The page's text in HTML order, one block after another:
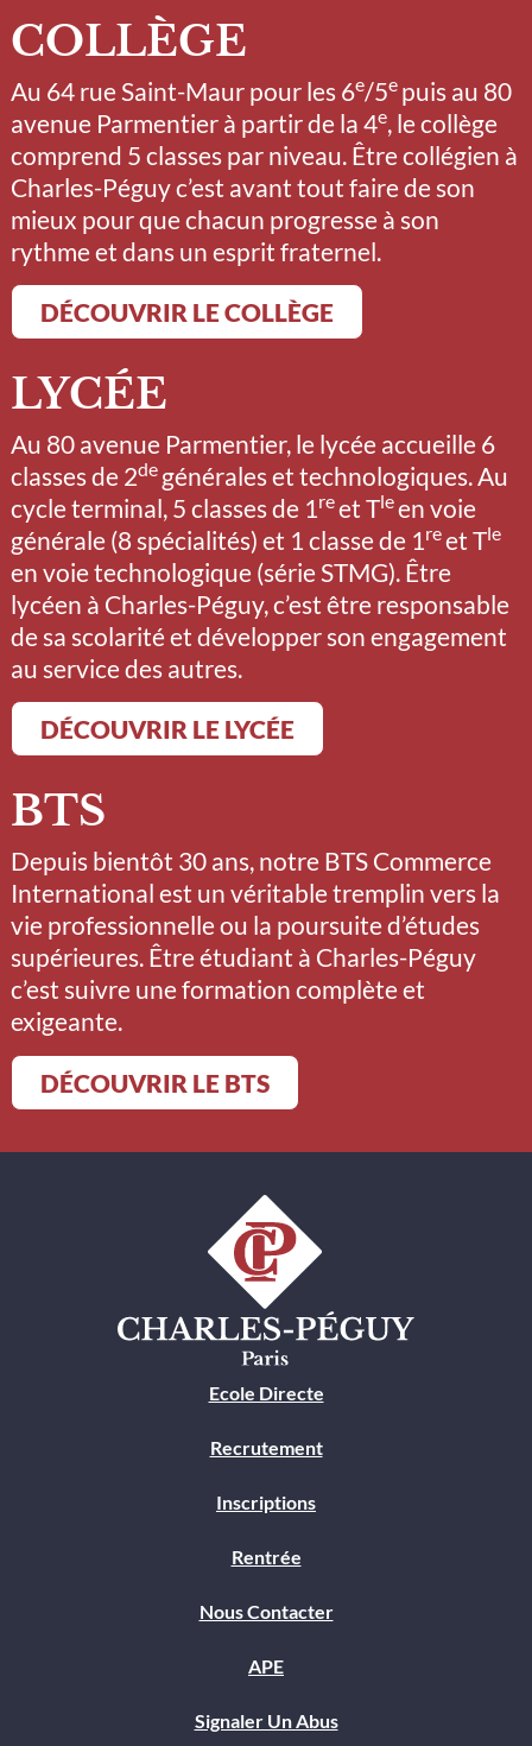
COLLÈGE
Au 64 rue Saint-Maur pour les 6e/5e puis au 80
avenue Parmentier à partir de la 4e, le collège
comprend 5 classes par niveau. Être collégien à
Charles-Péguy c’est avant tout faire de son
mieux pour que chacun progresse à son
rythme et dans un esprit fraternel.
DÉCOUVRIR LE COLLÈGE
LYCÉE
Au 80 avenue Parmentier, le lycée accueille 6
classes de 2de générales et technologiques. Au
cycle terminal, 5 classes de 1 reet Tleen voie
générale (8 spécialités) et 1 classe de 1 reet Tle
en voie technologique (série STMG). Être
lycéen à Charles-Péguy, c’est être responsable
de sa scolarité et développer son engagement
au service des autres.
DÉCOUVRIR LE LYCÉE
BTS
Depuis bientôt 30 ans, notre BTS Commerce
International est un véritable tremplin vers la
vie professionnelle ou la poursuite d’études
supérieures. Être étudiant à Charles-Péguy
c’est suivre une formation complète et
exigeante.
DÉCOUVRIR LE BTS
Ecole Directe
Recrutement
Inscriptions
Rentrée
Nous Contacter
APE
Signaler Un Abus